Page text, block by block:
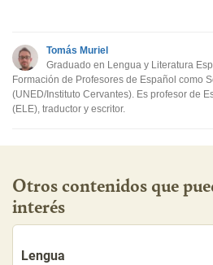
Otro
Tomás Muriel
Graduado en Lengua y Literatura
Formación de Profesores de Español como
(UNED/Instituto Cervantes). Es profesor de
(ELE), traductor y escritor.
Otros contenidos que
interés
Lengua